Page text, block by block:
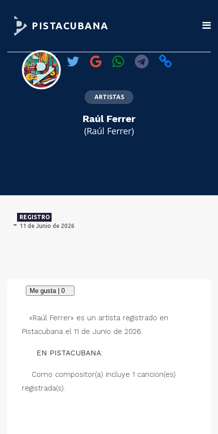
PISTACUBANA
ARTISTAS
Raúl Ferrer
(Raúl Ferrer)
REGISTRO
11 de Junio de 2026
«Raúl Ferrer» es un artista registrado en
Pistacubana el 11 de Junio de 2026.
EN PISTACUBANA:
Como compositor(a) incluye 1 cancion(es)
registrada(s).